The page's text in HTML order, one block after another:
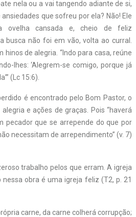
nela ou a vai tangendo adiante de si,
que sofreu por ela? Não! Ele
ovelha cansada e, cheio de feliz
busca não foi em vão, volta ao curral.
de alegria. “Indo para casa, reúne
lhes: ‘Alegrem-se comigo, porque já
(Lc 15:6).
é encontrado pelo Bom Pastor, o
e ações de graças. Pois “haverá
pecador que se arrepende do que por
necessitam de arrependimento” (v. 7)
trabalho pelos que erram. A igreja
obra é uma igreja feliz (T2, p. 21
carne, da carne colherá corrupção;